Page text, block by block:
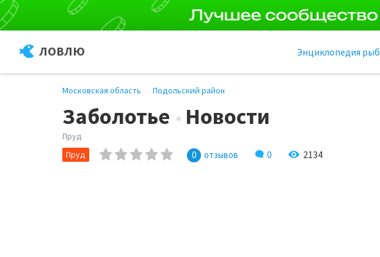
ЛОВЛЮ Энциклопедия рыб
Московская область Подольский район
Заболотье Новости
Пруд
Пруд
0 отзывов 0 2134